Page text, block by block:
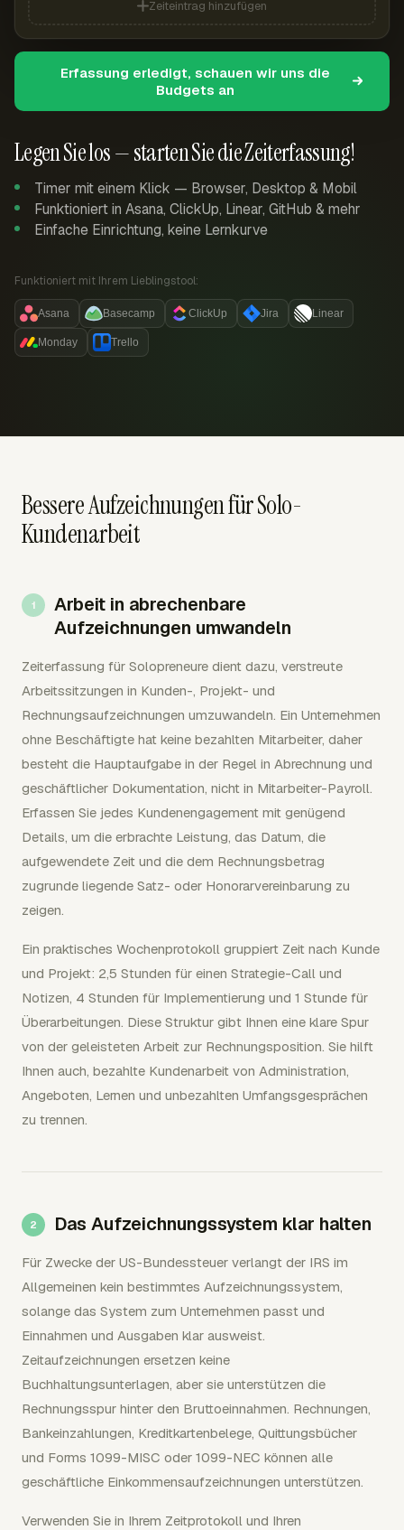
Legen Sie los — starten Sie die Zeiterfassung!
Timer mit einem Klick — Browser, Desktop & Mobil
Funktioniert in Asana, ClickUp, Linear, GitHub & mehr
Einfache Einrichtung, keine Lernkurve
Funktioniert mit Ihrem Lieblingstool:
Asana Basecamp ClickUp Jira Linear
Monday Trello
Zeiteintrag hinzufügen
Erfassung erledigt, schauen wir uns die
Budgets an
Bessere Aufzeichnungen für Solo-
Kundenarbeit
Arbeit in abrechenbare
Aufzeichnungen umwandeln
Zeiterfassung für Solopreneure dient dazu, verstreute
Arbeitssitzungen in Kunden-, Projekt- und
Rechnungsaufzeichnungen umzuwandeln. Ein Unternehmen
ohne Beschäftigte hat keine bezahlten Mitarbeiter, daher
besteht die Hauptaufgabe in der Regel in Abrechnung und
geschäftlicher Dokumentation, nicht in Mitarbeiter-Payroll.
Erfassen Sie jedes Kundenengagement mit genügend
Details, um die erbrachte Leistung, das Datum, die
aufgewendete Zeit und die dem Rechnungsbetrag
zugrunde liegende Satz- oder Honorarvereinbarung zu
zeigen.
Ein praktisches Wochenprotokoll gruppiert Zeit nach Kunde
und Projekt: 2,5 Stunden für einen Strategie-Call und
Notizen, 4 Stunden für Implementierung und 1 Stunde für
Überarbeitungen. Diese Struktur gibt Ihnen eine klare Spur
von der geleisteten Arbeit zur Rechnungsposition. Sie hilft
Ihnen auch, bezahlte Kundenarbeit von Administration,
Angeboten, Lernen und unbezahlten Umfangsgesprächen
zu trennen.
Das Aufzeichnungssystem klar halten
Für Zwecke der US-Bundessteuer verlangt der IRS im
Allgemeinen kein bestimmtes Aufzeichnungssystem,
solange das System zum Unternehmen passt und
Einnahmen und Ausgaben klar ausweist.
Zeitaufzeichnungen ersetzen keine
Buchhaltungsunterlagen, aber sie unterstützen die
Rechnungsspur hinter den Bruttoeinnahmen. Rechnungen,
Bankeinzahlungen, Kreditkartenbelege, Quittungsbücher
und Forms 1099-MISC oder 1099-NEC können alle
geschäftliche Einkommensaufzeichnungen unterstützen.
Verwenden Sie in Ihrem Zeitprotokoll und Ihren